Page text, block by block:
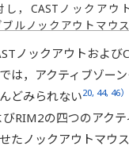
し，CASTノックアウ
ブルノックアウトマウ
も縮小する．cKO：
萼状シナプス（calyx
萼状シナプスのシナ
したクラスターを形
ブルノックアウトでは
が減少し，Ca2＋の
ノックアウトおよび
は，アクティブゾー
どみられない20, 44, 46）
RIM2の四つのアク
たノックアウトマウ